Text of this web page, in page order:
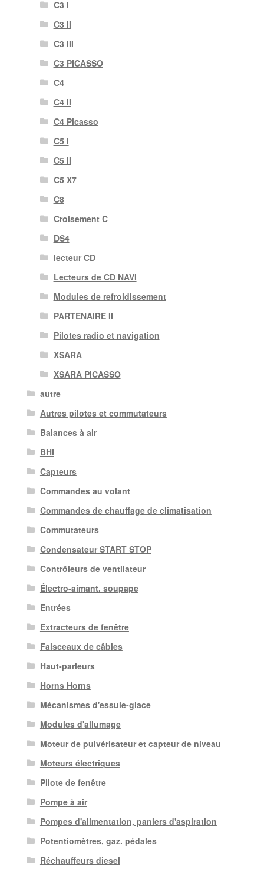
C3 I
C3 II
C3 III
C3 PICASSO
C4
C4 II
C4 Picasso
C5 I
C5 II
C5 X7
C8
Croisement C
DS4
lecteur CD
Lecteurs de CD NAVI
Modules de refroidissement
PARTENAIRE II
Pilotes radio et navigation
XSARA
XSARA PICASSO
autre
Autres pilotes et commutateurs
Balances à air
BHI
Capteurs
Commandes au volant
Commandes de chauffage de climatisation
Commutateurs
Condensateur START STOP
Contrôleurs de ventilateur
Électro-aimant. soupape
Entrées
Extracteurs de fenêtre
Faisceaux de câbles
Haut-parleurs
Horns Horns
Mécanismes d'essuie-glace
Modules d'allumage
Moteur de pulvérisateur et capteur de niveau
Moteurs électriques
Pilote de fenêtre
Pompe à air
Pompes d'alimentation, paniers d'aspiration
Potentiomètres, gaz. pédales
Réchauffeurs diesel